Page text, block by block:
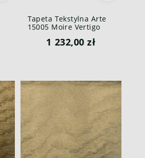
Tapeta Tekstylna Arte
15005 Moire Vertigo
1 232,00 zł